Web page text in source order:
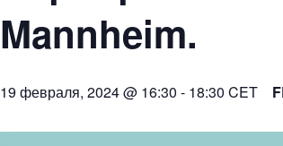
Mannheim.
19 февраля, 2024 @ 16:30 - 18:30 CET